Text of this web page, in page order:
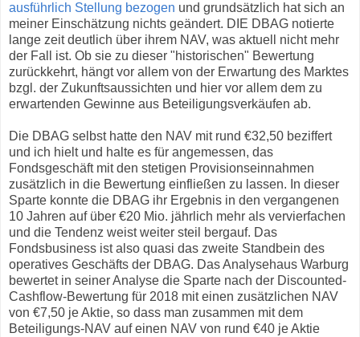
ausführlich Stellung bezogen und grundsätzlich hat sich an
meiner Einschätzung nichts geändert. DIE DBAG notierte
lange zeit deutlich über ihrem NAV, was aktuell nicht mehr
der Fall ist. Ob sie zu dieser "historischen" Bewertung
zurückkehrt, hängt vor allem von der Erwartung des Marktes
bzgl. der Zukunftsaussichten und hier vor allem dem zu
erwartenden Gewinne aus Beteiligungsverkäufen ab.
Die DBAG selbst hatte den NAV mit rund €32,50 beziffert
und ich hielt und halte es für angemessen, das
Fondsgeschäft mit den stetigen Provisionseinnahmen
zusätzlich in die Bewertung einfließen zu lassen. In dieser
Sparte konnte die DBAG ihr Ergebnis in den vergangenen
10 Jahren auf über €20 Mio. jährlich mehr als vervierfachen
und die Tendenz weist weiter steil bergauf. Das
Fondsbusiness ist also quasi das zweite Standbein des
operatives Geschäfts der DBAG. Das Analysehaus Warburg
bewertet in seiner Analyse die Sparte nach der Discounted-
Cashflow-Bewertung für 2018 mit einen zusätzlichen NAV
von €7,50 je Aktie, so dass man zusammen mit dem
Beteiligungs-NAV auf einen NAV von rund €40 je Aktie